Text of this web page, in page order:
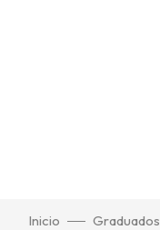
Inicio Graduados